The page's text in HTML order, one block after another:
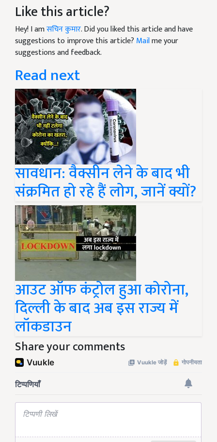
Like this article?
Hey! I amसचिन कुमार. Did you liked this article and have
suggestions to improve this article? Mailme your
suggestions and feedback.
Read next
सावधान: वैक्सीन लेने के बाद भी
संक्रमित हो रहे हैं लोग, जानें क्यों?
आउट ऑफ कंट्रोल हुआ कोरोना,
दिल्ली के बाद अब इस राज्य में
लॉकडाउन
Share your comments